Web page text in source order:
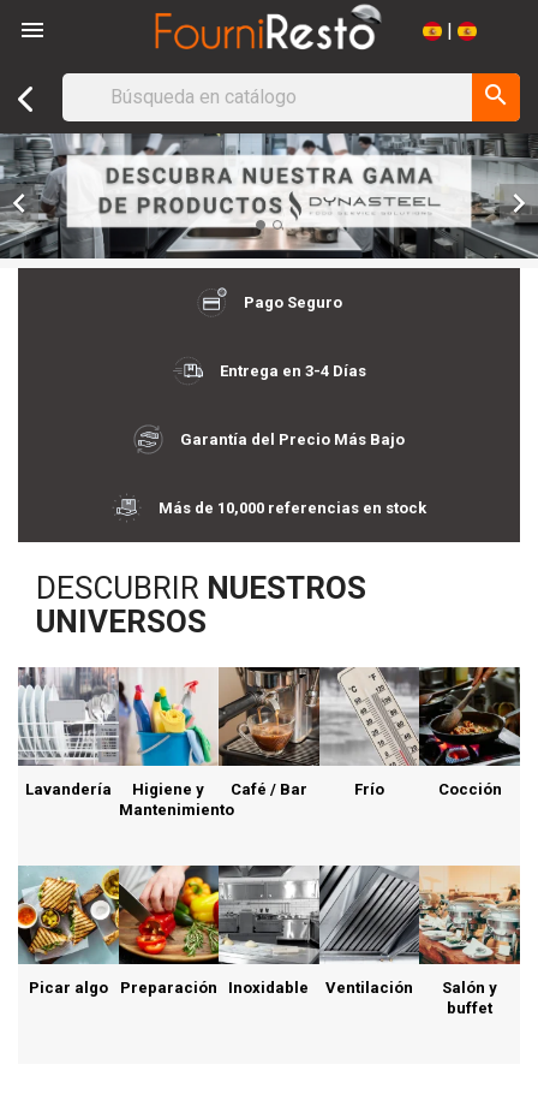
 |
search
 
Pago Seguro
Entrega en 3-4 Días
Garantía del Precio Más Bajo
Más de 10,000 referencias en stock
DESCUBRIR NUESTROS
UNIVERSOS
Lavandería
Higiene y
Mantenimiento
Café / Bar Frío Cocción
Picar algo Preparación Inoxidable Ventilación
Salón y
buffet